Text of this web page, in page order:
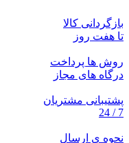
شوند
بازگردانی کالا
تا هفت روز
روش ها پرداخت
درگاه های مجاز
پشتیبانی مشتریان
7 / 24
نحوه ی ارسال